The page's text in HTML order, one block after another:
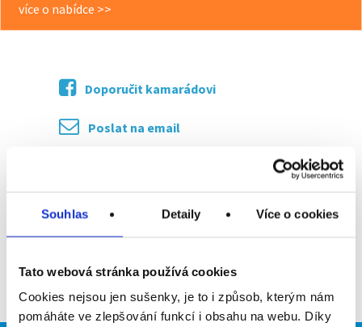
Souhlas Detaily Více o cookies
Tato webová stránka používá cookies
Cookies nejsou jen sušenky, je to i způsob, kterým nám
pomáháte ve zlepšování funkcí i obsahu na webu. Díky
více o nabídce >>
Doporučit kamarádovi
Poslat na email
Zpět